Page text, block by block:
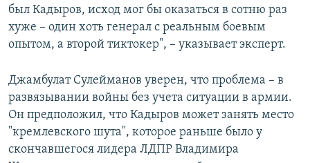
был Кадыров, исход мог бы оказаться в сотню раз
хуже – один хоть генерал с реальным боевым
опытом, а второй тиктокер", – указывает эксперт.
Джамбулат Сулейманов уверен, что проблема – в
развязывании войны без учета ситуации в армии.
Он предположил, что Кадыров может занять место
"кремлевского шута", которое раньше было у
скончавшегося лидера ЛДПР Владимира